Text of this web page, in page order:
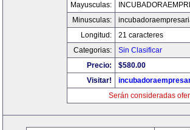
Mayusculas:
Minusculas:
Longitud:
21 caracteres
Categorias:
Sin Clasificar
Precio:
$580.00
Visitar!
Serán consideradas